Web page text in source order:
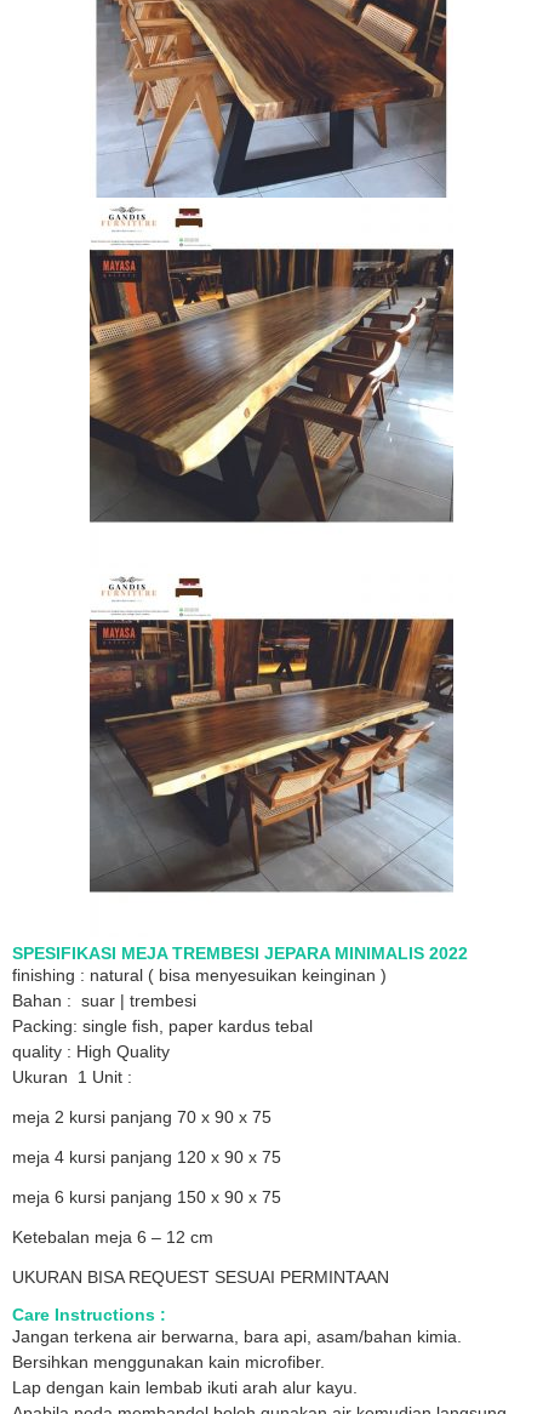
SPESIFIKASI MEJA TREMBESI JEPARA MINIMALIS 2022
finishing : natural ( bisa menyesuikan keinginan )
Bahan : suar | trembesi
Packing: single fish, paper kardus tebal
quality : High Quality
Ukuran 1 Unit :
meja 2 kursi panjang 70 x 90 x 75
meja 4 kursi panjang 120 x 90 x 75
meja 6 kursi panjang 150 x 90 x 75
Ketebalan meja 6 – 12 cm
UKURAN BISA REQUEST SESUAI PERMINTAAN
Care Instructions :
Jangan terkena air berwarna, bara api, asam/bahan kimia.
Bersihkan menggunakan kain microfiber.
Lap dengan kain lembab ikuti arah alur kayu.